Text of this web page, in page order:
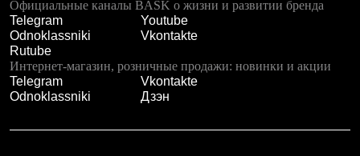
Рубашки
Футболки
Толстовки
Брюки
Термобелье
Теплое термобелье
Среднее термобелье
Флисовая одежда
Официальные каналы BASK о жизни и развитии бренда
Telegram
Youtube
Odnoklassniki
Vkontakte
Rutube
Интернет-магазин, розничные продажи: новинки и акции
Telegram
Vkontakte
Odnoklassniki
Дзэн